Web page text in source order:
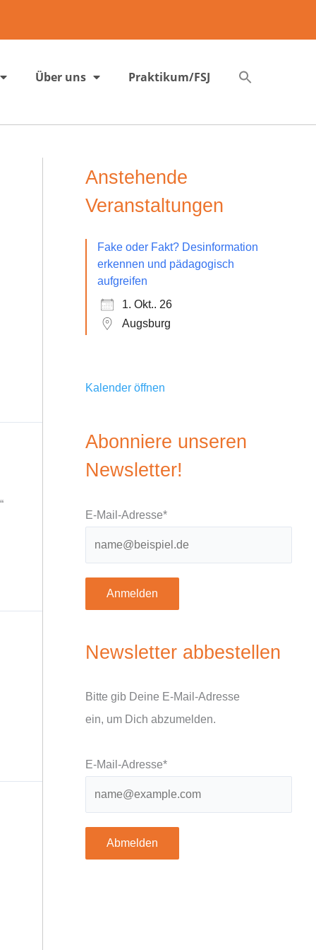
Über uns Praktikum/FSJ
Anstehende
Veranstaltungen
Fake oder Fakt? Desinformation
erkennen und pädagogisch
aufgreifen
1. Okt.. 26
Augsburg
Kalender öffnen
Abonniere unseren
Newsletter!
E-Mail-Adresse*
Anmelden
Newsletter abbestellen
Bitte gib Deine E-Mail-Adresse
ein, um Dich abzumelden.
E-Mail-Adresse*
Abmelden